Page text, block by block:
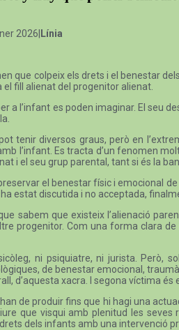
2026| Línia
que colpeix els drets i el benestar
el fill alienat del progenitor alienat.
a l’infant es poden imaginar. El seu
pot tenir diversos graus, però en
l’infant. Es tracta d’un fenomen
i el seu grup parental, tant si és la
el benestar físic i emocional
estat discutida i no acceptada,
sabem que existeix l’alienació
progenitor. Com una forma clara
ni psiquiatre, ni jurista. Però,
de benestar emocional,
d’aquesta xacra. I segona víctima
de produir fins que hi hagi una
que visqui amb plenitud les
dels infants amb una intervenció